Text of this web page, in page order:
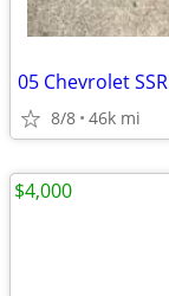
05 Chevrolet SSR
8/8 46k mi
$4,000